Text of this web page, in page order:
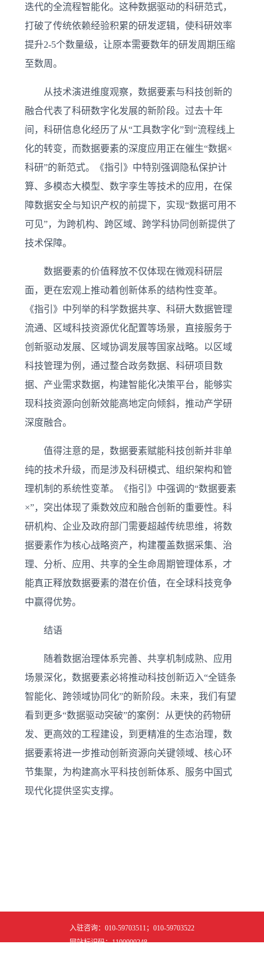
迭代的全流程智能化。这种数据驱动的科研范式，
打破了传统依赖经验积累的研发逻辑，使科研效率
提升2-5个数量级，让原本需要数年的研发周期压缩
至数周。
从技术演进维度观察，数据要素与科技创新的
融合代表了科研数字化发展的新阶段。过去十年
间，科研信息化经历了从“工具数字化”到“流程线上
化的转变，而数据要素的深度应用正在催生“数据×
科研”的新范式。《指引》中特别强调隐私保护计
算、多模态大模型、数字孪生等技术的应用，在保
障数据安全与知识产权的前提下，实现“数据可用不
可见”，为跨机构、跨区域、跨学科协同创新提供了
技术保障。
数据要素的价值释放不仅体现在微观科研层
面，更在宏观上推动着创新体系的结构性变革。
《指引》中列举的科学数据共享、科研大数据管理
流通、区域科技资源优化配置等场景，直接服务于
创新驱动发展、区域协调发展等国家战略。以区域
科技管理为例，通过整合政务数据、科研项目数
据、产业需求数据，构建智能化决策平台，能够实
现科技资源向创新效能高地定向倾斜，推动产学研
深度融合。
值得注意的是，数据要素赋能科技创新并非单
纯的技术升级，而是涉及科研模式、组织架构和管
理机制的系统性变革。《指引》中强调的“数据要素
×”，突出体现了乘数效应和融合创新的重要性。科
研机构、企业及政府部门需要超越传统思维，将数
据要素作为核心战略资产，构建覆盖数据采集、治
理、分析、应用、共享的全生命周期管理体系，才
能真正释放数据要素的潜在价值，在全球科技竞争
中赢得优势。
结语
随着数据治理体系完善、共享机制成熟、应用
场景深化，数据要素必将推动科技创新迈入“全链条
智能化、跨领域协同化”的新阶段。未来，我们有望
看到更多“数据驱动突破”的案例：从更快的药物研
发、更高效的工程建设，到更精准的生态治理，数
据要素将进一步推动创新资源向关键领域、核心环
节集聚，为构建高水平科技创新体系、服务中国式
现代化提供坚实支撑。
入驻咨询：010-59703511；010-59703522
网站标识码：1100000248